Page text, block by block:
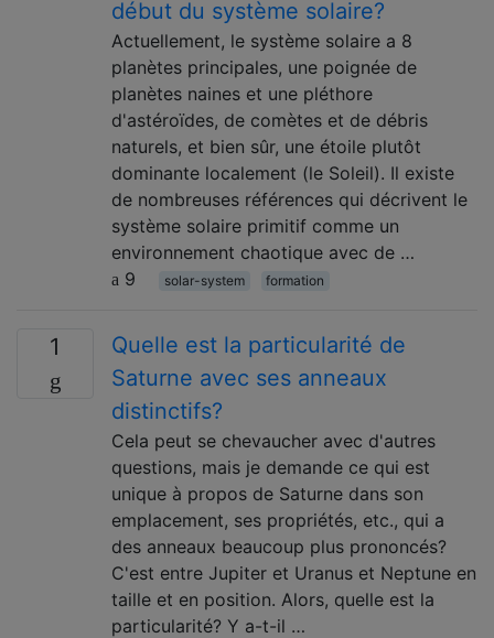
début du système solaire?
Actuellement, le système solaire a 8
planètes principales, une poignée de
planètes naines et une pléthore
d'astéroïdes, de comètes et de débris
naturels, et bien sûr, une étoile plutôt
dominante localement (le Soleil). Il existe
de nombreuses références qui décrivent le
système solaire primitif comme un
environnement chaotique avec de …
9
solar-system formation
1
Quelle est la particularité de
Saturne avec ses anneaux
distinctifs?
Cela peut se chevaucher avec d'autres
questions, mais je demande ce qui est
unique à propos de Saturne dans son
emplacement, ses propriétés, etc., qui a
des anneaux beaucoup plus prononcés?
C'est entre Jupiter et Uranus et Neptune en
taille et en position. Alors, quelle est la
particularité? Y a-t-il …